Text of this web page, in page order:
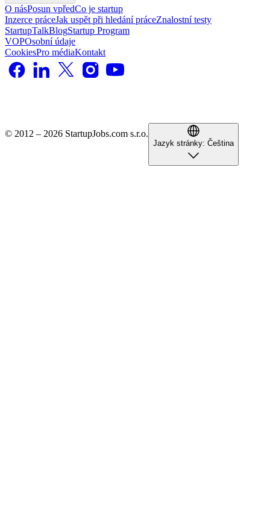
O násPosun vpředCo je startup
Inzerce práceJak uspět při hledání práceZnalostní testy
StartupTalkBlogStartup Program
VOPOsobní údaje
CookiesPro médiaKontakt
© 2012 – 2026 StartupJobs.com s.r.o.
Jazyk stránky: Čeština